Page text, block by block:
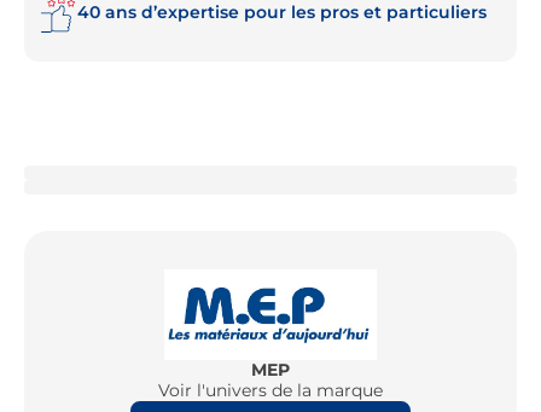
40 ans d’expertise pour les pros et particuliers
MEP
Voir l'univers de la marque